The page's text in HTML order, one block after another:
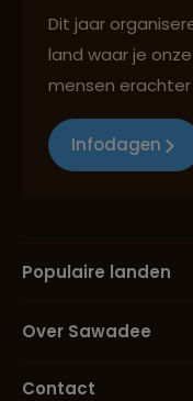
Dit jaar
land waar je
mensen
Infodagen
Populaire landen
Over Sawadee
Contact